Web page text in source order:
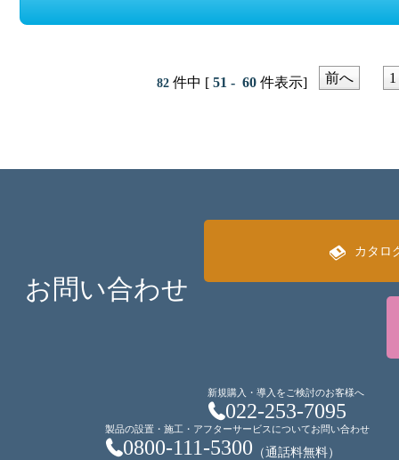
82件中 [51 - 60件表示] 前へ 1
お問い合わせ
カタロ
新規購入・導入をご検討のお客様へ
022-253-7095
製品の設置・施工・アフターサービスについてお問い合わせ
0800-111-5300 （通話料無料）